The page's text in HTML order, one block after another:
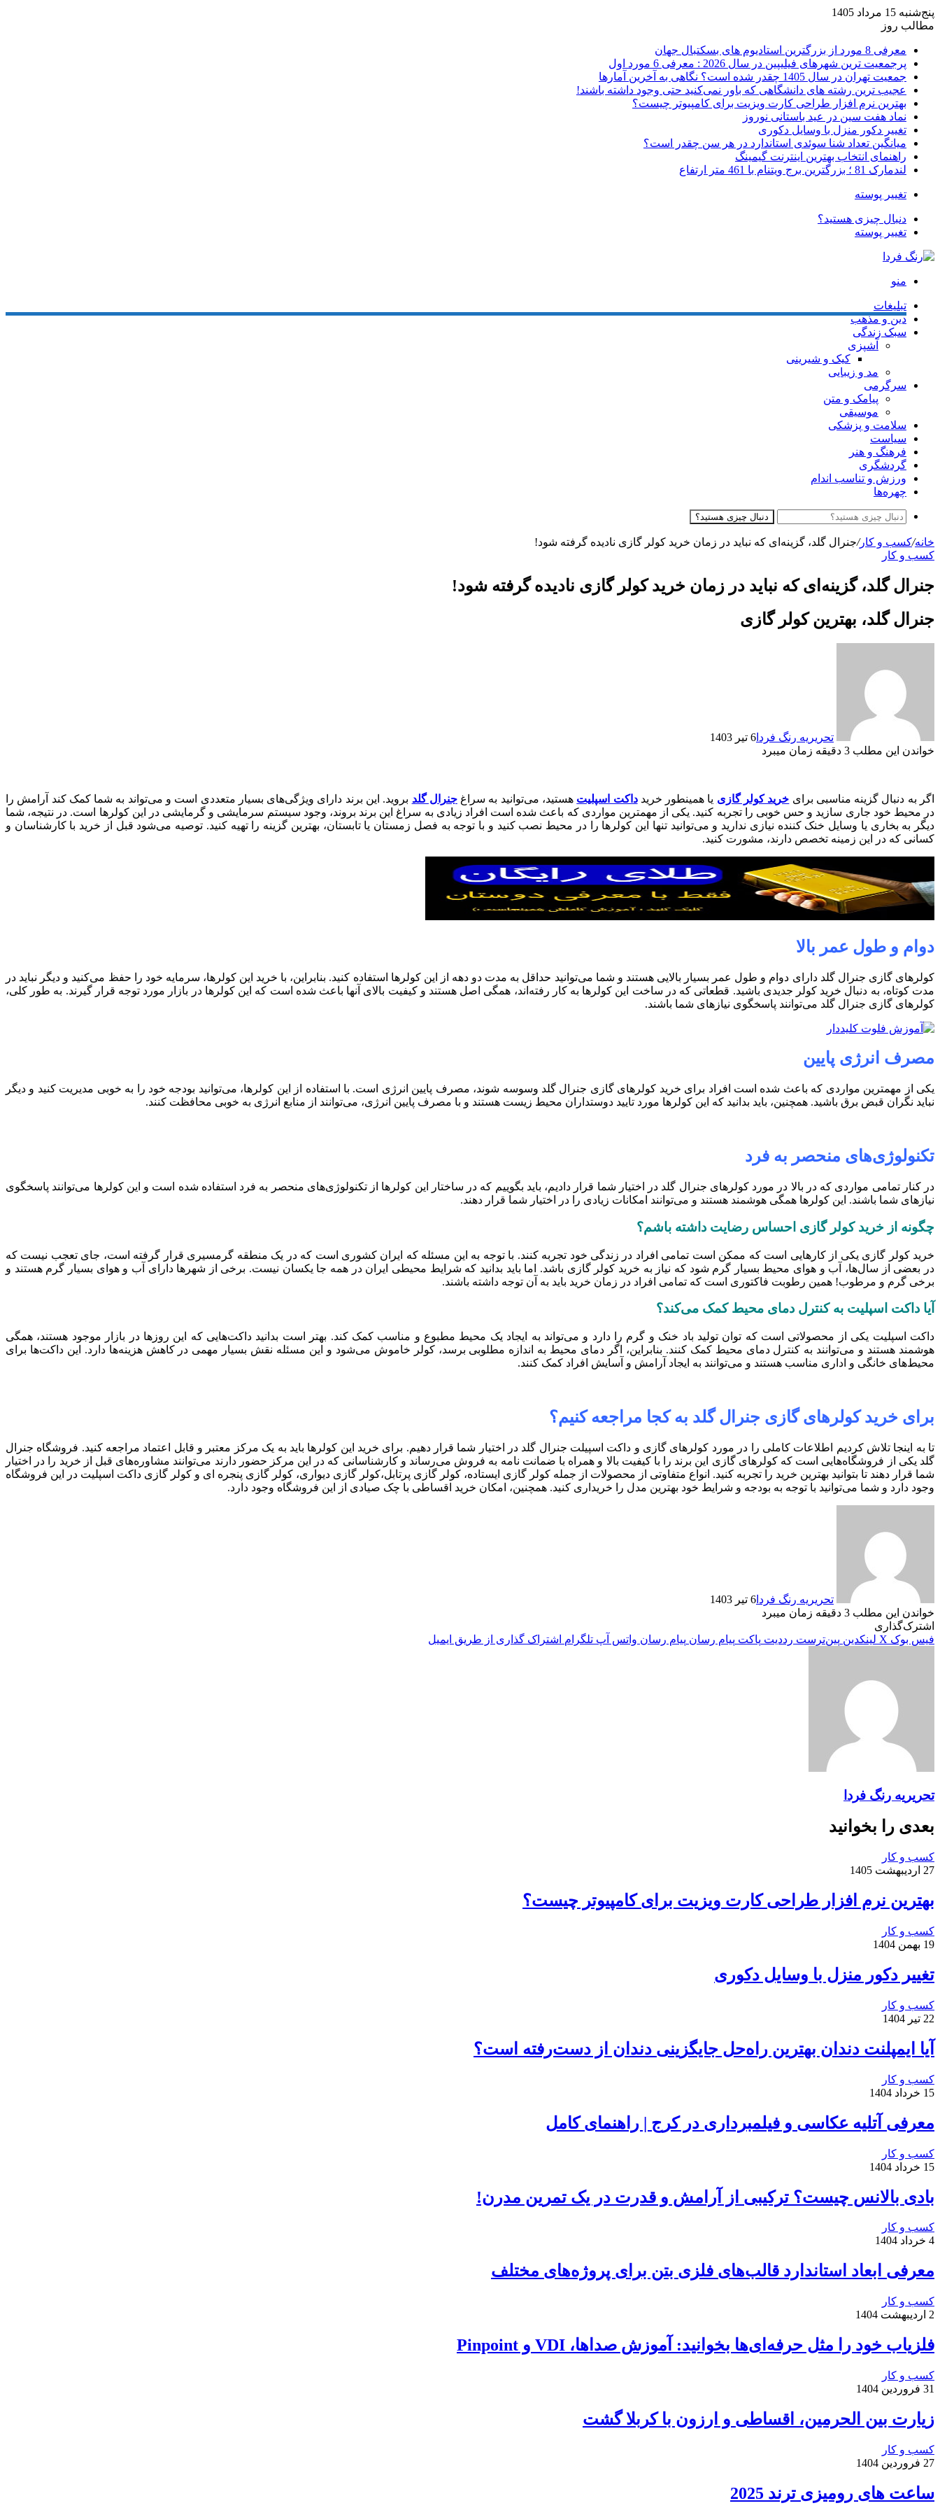
پنج‌شنبه 15 مرداد 1405
مطالب روز
معرفی 8 مورد از بزرگترین استادیوم های بسکتبال جهان
پرجمعیت ترین شهرهای فیلیپین در سال 2026 : معرفی 6 مورد اول
جمعیت تهران در سال 1405 چقدر شده است؟ نگاهی به آخرین آمارها
عجیب ترین رشته های دانشگاهی که باور نمی‌کنید حتی وجود داشته باشند!
بهترین نرم افزار طراحی کارت ویزیت برای کامپیوتر چیست؟
نماد هفت سین در عید باستانی نوروز
تغییر دکور منزل با وسایل دکوری
میانگین تعداد شنا سوئدی استاندارد در هر سن چقدر است؟
راهنمای انتخاب بهترین اینترنت گیمینگ
لندمارک 81 ؛ بزرگترین برج ویتنام با 461 متر ارتفاع
تغییر پوسته
دنبال چیزی هستید؟
تغییر پوسته
منو
تبلیغات
دین و مذهب
سبک زندگی
آشپزی
کیک و شیرینی
مد و زیبایی
سرگرمی
پیامک و متن
موسیقی
سلامت و پزشکی
سیاست
فرهنگ و هنر
گردشگری
ورزش و تناسب اندام
چهره‌ها
دنبال چیزی هستید؟
خانه/کسب و کار/جنرال گلد، گزینه‌ای که نباید در زمان خرید کولر گازی نادیده گرفته شود!
کسب و کار
جنرال گلد، گزینه‌ای که نباید در زمان خرید کولر گازی نادیده گرفته شود!
جنرال گلد، بهترین کولر گازی
تحریریه رنگ فردا 6 تیر 1403
خواندن این مطلب 3 دقیقه زمان میبرد
اگر به دنبال گزینه مناسبی برای خرید کولر گازی یا همینطور خریدداکت اسپلیت هستید، می‌توانید به سراغجنرال گلد بروید. این برند دارای ویژگی‌های بسیار متعددی است و می‌تواند به شما کمک کند آرامش را
در محیط خود جاری سازید و حس خوبی را تجربه کنید. یکی از مهمترین مواردی که باعث شده است افراد زیادی به سراغ این برند بروند، وجود سیستم سرمایشی و گرمایشی در این کولرها است. در نتیجه، شما
دیگر به بخاری یا وسایل خنک کننده نیازی ندارید و می‌توانید تنها این کولرها را در محیط نصب کنید و با توجه به فصل زمستان یا تابستان، بهترین گزینه را تهیه کنید. توصیه می‌شود قبل از خرید با کارشناسان و
کسانی که در این زمینه تخصص دارند، مشورت کنید.
دوام و طول عمر بالا
کولرهای گازی جنرال گلد دارای دوام و طول عمر بسیار بالایی هستند و شما می‌توانید حداقل به مدت دو دهه از این کولرها استفاده کنید. بنابراین، با خرید این کولرها، سرمایه خود را حفظ می‌کنید و دیگر نباید در
مدت کوتاه، به دنبال خرید کولر جدیدی باشید. قطعاتی که در ساخت این کولرها به کار رفته‌اند، همگی اصل هستند و کیفیت بالای آنها باعث شده است که این کولرها در بازار مورد توجه قرار گیرند. به طور کلی،
کولرهای گازی جنرال گلد می‌توانند پاسخگوی نیازهای شما باشند.
مصرف انرژی پایین
یکی از مهمترین مواردی که باعث شده است افراد برای خرید کولرهای گازی جنرال گلد وسوسه شوند، مصرف پایین انرژی است. با استفاده از این کولرها، می‌توانید بودجه خود را به خوبی مدیریت کنید و دیگر
نباید نگران قبض برق باشید. همچنین، باید بدانید که این کولرها مورد تایید دوستداران محیط زیست هستند و با مصرف پایین انرژی، می‌توانند از منابع انرژی به خوبی محافظت کنند.
تکنولوژی‌های منحصر به فرد
در کنار تمامی مواردی که در بالا در مورد کولرهای جنرال گلد در اختیار شما قرار دادیم، باید بگوییم که در ساختار این کولرها از تکنولوژی‌های منحصر به فرد استفاده شده است و این کولرها می‌توانند پاسخگوی
نیازهای شما باشند. این کولرها همگی هوشمند هستند و می‌توانند امکانات زیادی را در اختیار شما قرار دهند.
چگونه از خرید کولر گازی احساس رضایت داشته باشم؟
خرید کولر گازی یکی از کارهایی است که ممکن است تمامی افراد در زندگی خود تجربه کنند. با توجه به این مسئله که ایران کشوری است که در یک منطقه گرمسیری قرار گرفته است، جای تعجب نیست که
در بعضی از سال‌ها، آب و هوای محیط بسیار گرم شود که نیاز به خرید کولر گازی باشد. اما باید بدانید که شرایط محیطی ایران در همه جا یکسان نیست. برخی از شهرها دارای آب و هوای بسیار گرم هستند و
برخی گرم و مرطوب! همین رطوبت فاکتوری است که تمامی افراد در زمان خرید باید به آن توجه داشته باشند.
آیا داکت اسپلیت به کنترل دمای محیط کمک می‌کند؟
داکت اسپلیت یکی از محصولاتی است که توان تولید باد خنک و گرم را دارد و می‌تواند به ایجاد یک محیط مطبوع و مناسب کمک کند. بهتر است بدانید داکت‌هایی که این روزها در بازار موجود هستند، همگی
هوشمند هستند و می‌توانند به کنترل دمای محیط کمک کنند. بنابراین، اگر دمای محیط به اندازه مطلوبی برسد، کولر خاموش می‌شود و این مسئله نقش بسیار مهمی در کاهش هزینه‌ها دارد. این داکت‌ها برای
محیط‌های خانگی و اداری مناسب هستند و می‌توانند به ایجاد آرامش و آسایش افراد کمک کنند.
برای خرید کولرهای گازی جنرال گلد به کجا مراجعه کنیم؟
تا به اینجا تلاش کردیم اطلاعات کاملی را در مورد کولرهای گازی و داکت اسپیلت جنرال گلد در اختیار شما قرار دهیم. برای خرید این کولرها باید به یک مرکز معتبر و قابل اعتماد مراجعه کنید. فروشگاه جنرال
گلد یکی از فروشگاه‌هایی است که کولرهای گازی این برند را با کیفیت بالا و همراه با ضمانت نامه به فروش می‌رساند و کارشناسانی که در این مرکز حضور دارند می‌توانند مشاوره‌های قبل از خرید را در اختیار
شما قرار دهند تا بتوانید بهترین خرید را تجربه کنید. انواع متفاوتی از محصولات از جمله کولر گازی ایستاده، کولر گازی پرتابل،کولر گازی دیواری، کولر گازی پنجره ای و کولر گازی داکت اسپلیت در این فروشگاه
وجود دارد و شما می‌توانید با توجه به بودجه و شرایط خود بهترین مدل را خریداری کنید. همچنین، امکان خرید اقساطی با چک صیادی از این فروشگاه وجود دارد.
تحریریه رنگ فردا 6 تیر 1403
خواندن این مطلب 3 دقیقه زمان میبرد
اشترک‌گذاری
فیس بوک X لینکدین ‫پین‌ترست ‫رددیت پاکت پیام رسان پیام رسان واتس آپ تلگرام اشتراک گذاری از طریق ایمیل
تحریریه رنگ فردا
بعدی را بخوانید
کسب و کار
27 اردیبهشت 1405
بهترین نرم افزار طراحی کارت ویزیت برای کامپیوتر چیست؟
کسب و کار
19 بهمن 1404
تغییر دکور منزل با وسایل دکوری
کسب و کار
22 تیر 1404
آیا ایمپلنت دندان بهترین راه‌حل جایگزینی دندان از دست‌رفته است؟
کسب و کار
15 خرداد 1404
معرفی آتلیه عکاسی و فیلمبرداری در کرج | راهنمای کامل
کسب و کار
15 خرداد 1404
بادی بالانس چیست؟ ترکیبی از آرامش و قدرت در یک تمرین مدرن!
کسب و کار
4 خرداد 1404
معرفی ابعاد استاندارد قالب‌های فلزی بتن برای پروژه‌های مختلف
کسب و کار
2 اردیبهشت 1404
فلزیاب خود را مثل حرفه‌ای‌ها بخوانید: آموزش صداها، VDI و Pinpoint
کسب و کار
31 فروردین 1404
زیارت بین الحرمین، اقساطی و ارزون با کربلا گشت
کسب و کار
27 فروردین 1404
ساعت های رومیزی ترند 2025